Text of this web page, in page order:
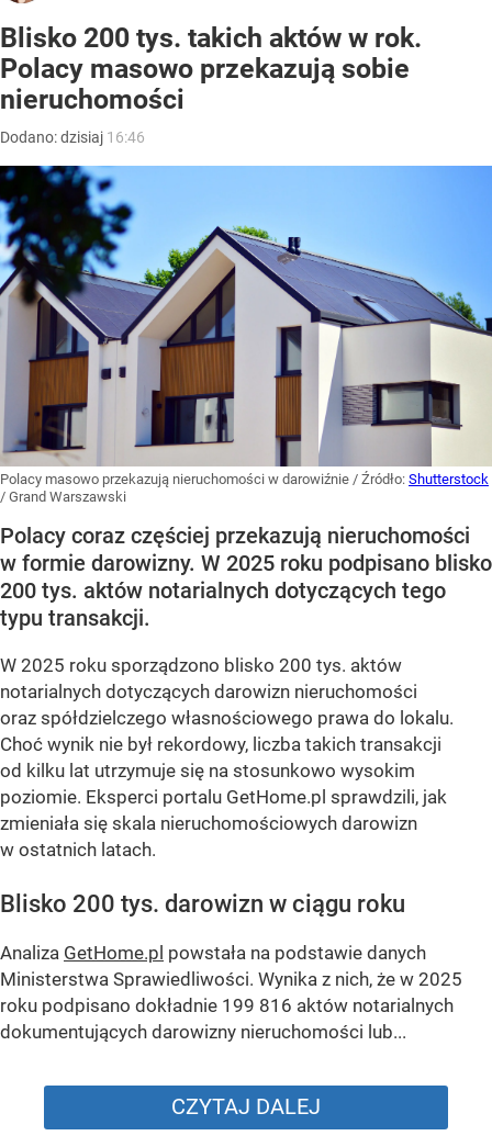
Blisko 200 tys. takich aktów w rok.
Polacy masowo przekazują sobie
nieruchomości
Dodano:dzisiaj 16:46
Polacy masowo przekazują nieruchomości w darowiźnie / Źródło: Shutterstock
/ Grand Warszawski
Polacy coraz częściej przekazują nieruchomości
w formie darowizny. W 2025 roku podpisano blisko
200 tys. aktów notarialnych dotyczących tego
typu transakcji.
W 2025 roku sporządzono blisko 200 tys. aktów
notarialnych dotyczących darowizn nieruchomości
oraz spółdzielczego własnościowego prawa do lokalu.
Choć wynik nie był rekordowy, liczba takich transakcji
od kilku lat utrzymuje się na stosunkowo wysokim
poziomie. Eksperci portalu GetHome.pl sprawdzili, jak
zmieniała się skala nieruchomościowych darowizn
w ostatnich latach.
Blisko 200 tys. darowizn w ciągu roku
Analiza GetHome.pl powstała na podstawie danych
Ministerstwa Sprawiedliwości. Wynika z nich, że w 2025
roku podpisano dokładnie 199 816 aktów notarialnych
dokumentujących darowizny nieruchomości lub...
CZYTAJ DALEJ